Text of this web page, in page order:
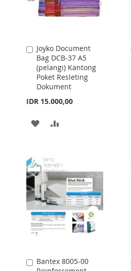
Joyko Document
Bag DCB-37 A5
(pelangi) Kantong
Poket Resleting
Dokument
IDR 15.000,00
Add
to
Cart
ADD
WISH
LIST
Bantex 8005-00
Add